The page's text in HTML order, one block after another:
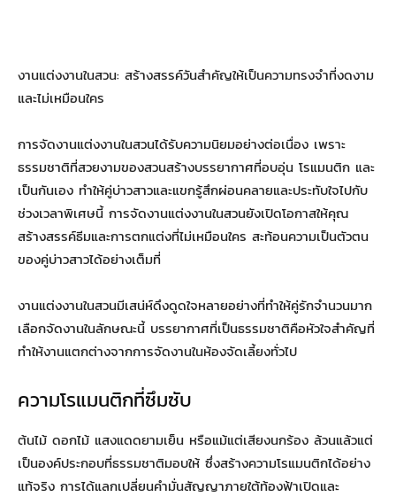
งานแต่งงานในสวน: สร้างสรรค์วันสำคัญให้เป็นความทรงจำที่งดงาม
และไม่เหมือนใคร
การจัดงานแต่งงานในสวนได้รับความนิยมอย่างต่อเนื่อง เพราะ
ธรรมชาติที่สวยงามของสวนสร้างบรรยากาศที่อบอุ่น โรแมนติก และ
เป็นกันเอง ทำให้คู่บ่าวสาวและแขกรู้สึกผ่อนคลายและประทับใจไปกับ
ช่วงเวลาพิเศษนี้ การจัดงานแต่งงานในสวนยังเปิดโอกาสให้คุณ
สร้างสรรค์ธีมและการตกแต่งที่ไม่เหมือนใคร สะท้อนความเป็นตัวตน
ของคู่บ่าวสาวได้อย่างเต็มที่
งานแต่งงานในสวนมีเสน่ห์ดึงดูดใจหลายอย่างที่ทำให้คู่รักจำนวนมาก
เลือกจัดงานในลักษณะนี้ บรรยากาศที่เป็นธรรมชาติคือหัวใจสำคัญที่
ทำให้งานแตกต่างจากการจัดงานในห้องจัดเลี้ยงทั่วไป
ความโรแมนติกที่ซึมซับ
ต้นไม้ ดอกไม้ แสงแดดยามเย็น หรือแม้แต่เสียงนกร้อง ล้วนแล้วแต่
เป็นองค์ประกอบที่ธรรมชาติมอบให้ ซึ่งสร้างความโรแมนติกได้อย่าง
แท้จริง การได้แลกเปลี่ยนคำมั่นสัญญาภายใต้ท้องฟ้าเปิดและ